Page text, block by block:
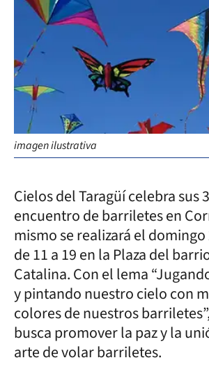
imagen ilustrativa
Cielos del Taragüí celebra sus
encuentro de barriletes en
mismo se realizará el
de 11 a 19 en la Plaza del
Catalina. Con el lema
y pintando nuestro cielo con
colores de nuestros
busca promover la paz y la
arte de volar barriletes.